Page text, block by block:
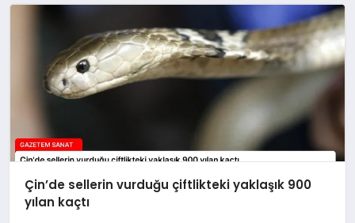
Çin’de sellerin vurduğu çiftlikteki yaklaşık 900
yılan kaçtı